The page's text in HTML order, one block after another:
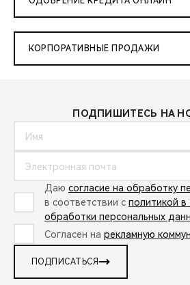
КОРПОРАТИВНЫЕ ПРОДАЖИ
ПОДПИШИТЕСЬ НА
Даю согласие на обработку
в соответствии с политикой
обработки персональных
Согласен на рекламную
ПОДПИСАТЬСЯ